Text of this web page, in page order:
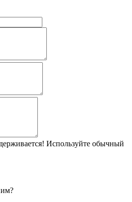
Используйте обычный